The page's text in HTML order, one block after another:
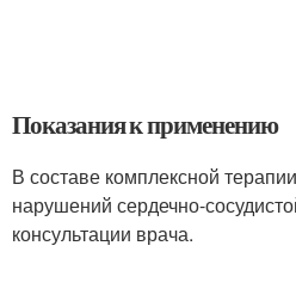
Показания к применению
В составе комплексной
нарушений сердечно-
консультации врача.